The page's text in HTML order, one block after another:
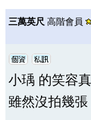
三萬英尺高階會員
小瑀 的笑容
雖然沒拍幾